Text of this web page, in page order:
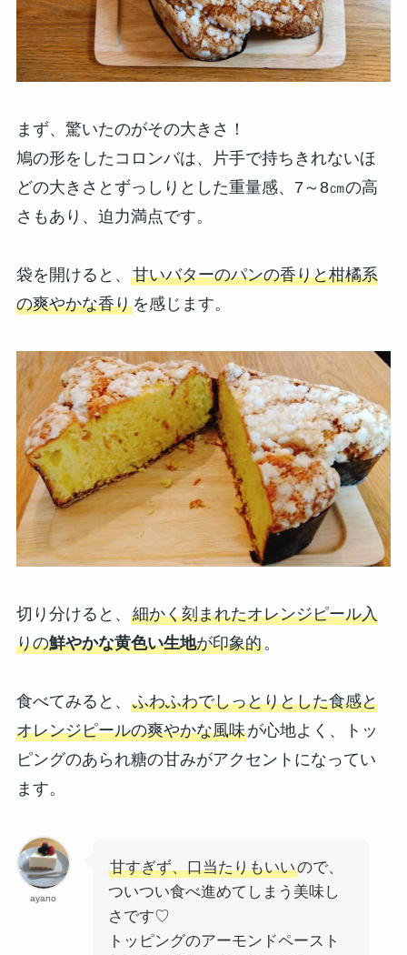
まず、驚いたのがその大きさ！
鳩の形をしたコロンバは、片手で持ちきれないほ
どの大きさとずっしりとした重量感、7～8㎝の高
さもあり、迫力満点です。
袋を開けると、 甘いバターのパンの香りと柑橘系
の爽やかな香りを感じます。
切り分けると、 細かく刻まれたオレンジピール入
りの鮮やかな黄色い生地が印象的。
食べてみると、 ふわふわでしっとりとした食感と
オレンジピールの爽やかな風味が心地よく、トッ
ピングのあられ糖の甘みがアクセントになってい
ます。
ayano
甘すぎず、口当たりもいいので、
ついつい食べ進めてしまう美味し
さです♡
トッピングのアーモンドペースト